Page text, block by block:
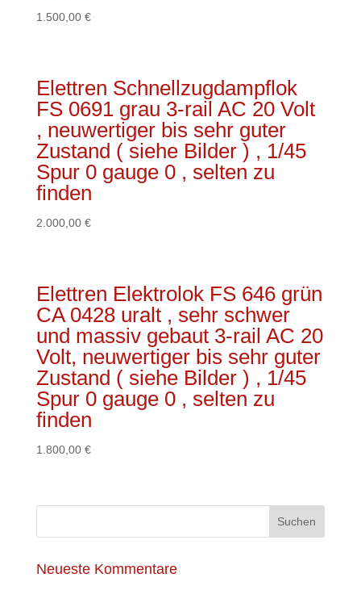
,
selten
zu
finden.
1.500,00 €
Elettren Schnellzugdampflok
FS 0691 grau 3-rail AC 20 Volt
, neuwertiger bis sehr guter
Zustand ( siehe Bilder ) , 1/45
Spur 0 gauge 0 , selten zu
finden
2.000,00 €
Elettren Elektrolok FS 646 grün
CA 0428 uralt , sehr schwer
und massiv gebaut 3-rail AC 20
Volt, neuwertiger bis sehr guter
Zustand ( siehe Bilder ) , 1/45
Spur 0 gauge 0 , selten zu
finden
1.800,00 €
Neueste Kommentare